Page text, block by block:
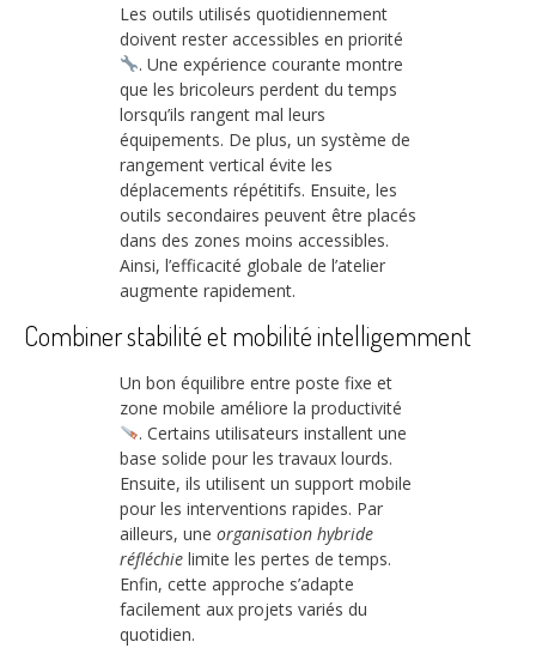
Les outils utilisés quotidiennement
doivent rester accessibles en priorité
. Une expérience courante montre
que les bricoleurs perdent du temps
lorsqu’ils rangent mal leurs
équipements. De plus, un système de
rangement vertical évite les
déplacements répétitifs. Ensuite, les
outils secondaires peuvent être placés
dans des zones moins accessibles.
Ainsi, l’efficacité globale de l’atelier
augmente rapidement.
Combiner stabilité et mobilité intelligemment
Un bon équilibre entre poste fixe et
zone mobile améliore la productivité
. Certains utilisateurs installent une
base solide pour les travaux lourds.
Ensuite, ils utilisent un support mobile
pour les interventions rapides. Par
ailleurs, une organisation hybride
réfléchie limite les pertes de temps.
Enfin, cette approche s’adapte
facilement aux projets variés du
quotidien.